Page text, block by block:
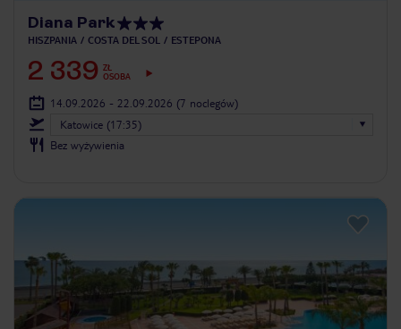
Diana Park
HISZPANIA COSTA DEL SOL ESTEPONA
2 339 ZŁ
OSOBA
14.09.2026 - 22.09.2026 (7 noclegów)
Katowice (17:35)
Bez wyżywienia